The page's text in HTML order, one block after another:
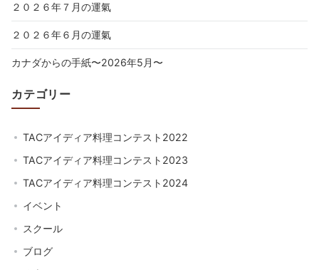
２０２６年７月の運氣
２０２６年６月の運氣
カナダからの手紙〜2026年5月〜
カテゴリー
TACアイディア料理コンテスト2022
TACアイディア料理コンテスト2023
TACアイディア料理コンテスト2024
イベント
スクール
ブログ